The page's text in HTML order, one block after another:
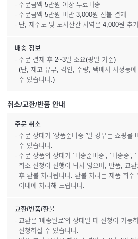
- 주문금액 5만원 이상 무료배송
- 주문금액 5만원 미만 3,000원 선불 결제
- 단, 제주도 및 도서산간 지역은 4,000원 추
배송 정보
- 주문 결제 후 2~3일 소요(평일 기준)
(단, 재고 유무, 각인, 수량, 택배사 사정등
수 있습니다.)
취소/교환/반품 안내
주문 취소
- 주문 상태가 '상품준비중 '일 경우는 쇼핑몰
수 있습니다.
- 주문 상품의 상태가 ‘배송준비중’, ‘배송중’,
취소 신청이 진행이 되지 않으며, 반품, 교
후 환불 처리됩니다. 환불 처리는 제품 회수
이내에 처리해 드립니다.
교환/반품/환불
- 교환은 '배송완료'의 상태일 때 신청이 가능
신청하실 수 있습니다.